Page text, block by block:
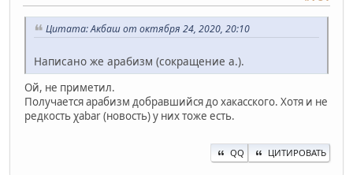
Цитата: Акбаш от октября 24, 2020, 20:10
Написано же арабизм (сокращение а.).
Ой, не приметил.
Получается арабизм добравшийся до хакасского. Хотя и не
редкость χabar (новость) у них тоже есть.
QQ ЦИТИРОВАТЬ